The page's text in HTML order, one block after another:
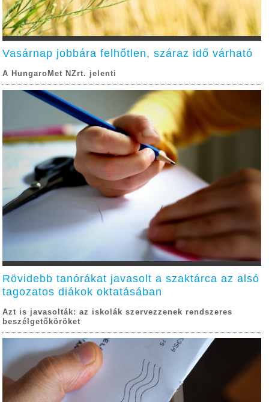
Vasárnap jobbára felhőtlen, száraz idő várható
A HungaroMet NZrt. jelenti
Rövidebb tanórákat javasolt a szaktárca az alsó
tagozatos diákok oktatásában
Azt is javasolták: az iskolák szervezzenek rendszeres
beszélgetőköröket